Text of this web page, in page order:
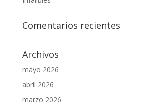
Comentarios recientes
Archivos
mayo 2026
abril 2026
marzo 2026